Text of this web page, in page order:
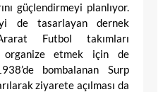
güçlendirmeyi planlıyor.
de tasarlayan dernek
Futbol takımları
organize etmek için de
bombalanan Surp
ziyarete açılması da